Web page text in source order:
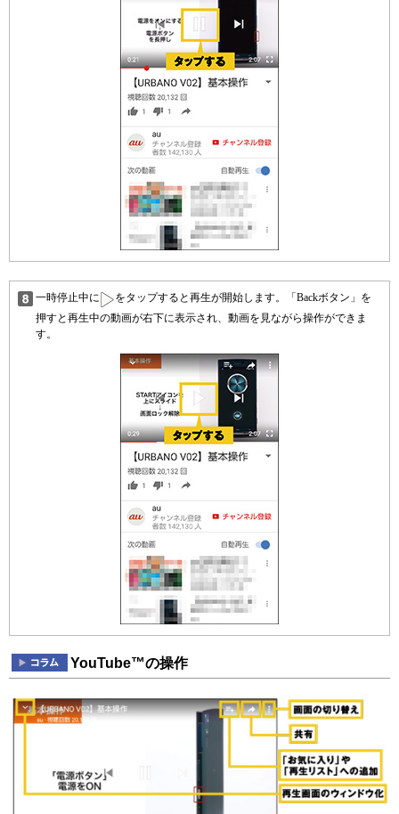
一時停止中に
をタップすると再生が開始します。「Backボタン」を
押すと再生中の動画が右下に表示され、動画を見ながら操作ができま
す。
YouTube™の操作